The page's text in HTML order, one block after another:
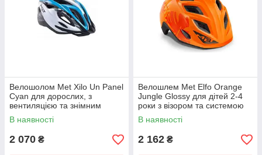
Велошолом Met Xilo Un Panel
Cyan для дорослих, з
вентиляцією та знімним
козирком.
В наявності
2 070 ₴
Велошлем Met Elfo Orange
Jungle Glossy для дітей 2-4
роки з візором та системою
Safe-T E-Twist
В наявності
2 162 ₴